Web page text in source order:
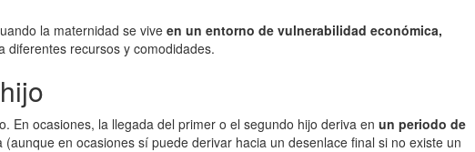
la maternidad se vive en un entorno de vulnerabilidad económica,
diferentes recursos y comodidades.
En ocasiones, la llegada del primer o el segundo hijo deriva en un periodo de
en ocasiones sí puede derivar hacia un desenlace final si no existe un